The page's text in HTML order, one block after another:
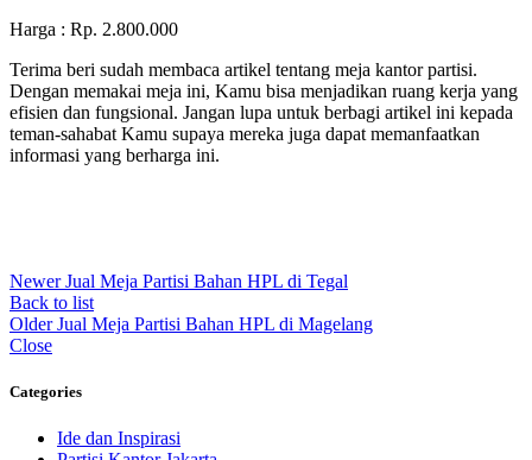
Harga : Rp. 2.800.000
Terima beri sudah membaca artikel tentang meja kantor partisi.
Dengan memakai meja ini, Kamu bisa menjadikan ruang kerja yang
efisien dan fungsional. Jangan lupa untuk berbagi artikel ini kepada
teman-sahabat Kamu supaya mereka juga dapat memanfaatkan
informasi yang berharga ini.
Newer Jual Meja Partisi Bahan HPL di Tegal
Back to list
Older Jual Meja Partisi Bahan HPL di Magelang
Close
Categories
Ide dan Inspirasi